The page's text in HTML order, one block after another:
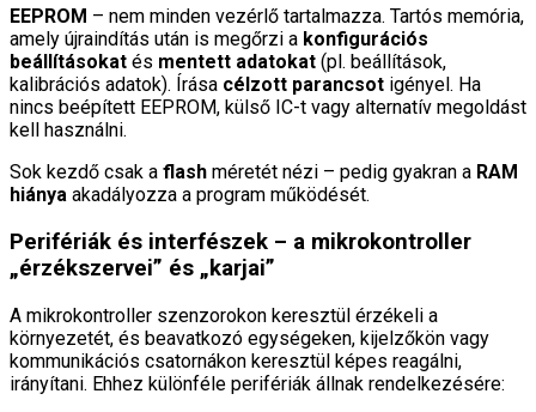
EEPROM – nem minden vezérlő tartalmazza. Tartós memória,
amely újraindítás után is megőrzi a konfigurációs
beállításokat és mentett adatokat (pl. beállítások,
kalibrációs adatok). Írása célzott parancsot igényel. Ha
nincs beépített EEPROM, külső IC-t vagy alternatív megoldást
kell használni.
Sok kezdő csak a flash méretét nézi – pedig gyakran a RAM
hiánya akadályozza a program működését.
Perifériák és interfészek – a mikrokontroller
„érzékszervei” és „karjai”
A mikrokontroller szenzorokon keresztül érzékeli a
környezetét, és beavatkozó egységeken, kijelzőkön vagy
kommunikációs csatornákon keresztül képes reagálni,
irányítani. Ehhez különféle perifériák állnak rendelkezésére: